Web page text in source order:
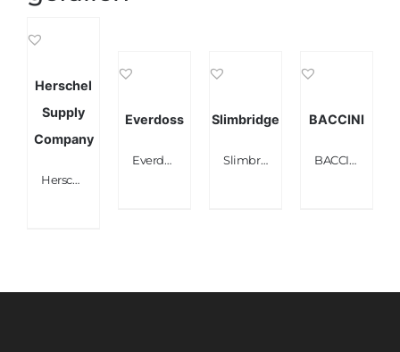
Herschel
Supply
Company
Herschel Supply Company Weekender Schwarz
Everdoss
Everdoss Herren Weekender PU Leder
Slimbridge
Slimbridge Madrid Leder Reisetasche
BACCINI
BACCINI Reisetasche TOBY – Weekender groß – Sporttasche echt Leder